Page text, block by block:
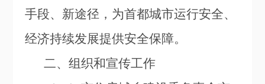
手段、新途径，为首都城市运行安全、
经济持续发展提供安全保障。
二、组织和宣传工作